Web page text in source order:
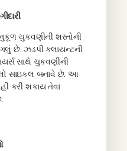
ચુકવણીની શરતોની
છે. ઝડપી ક્લાયન્ટની
સાથે ચુકવણીની
સાઇકલ બનાવે છે. આ
કરી શકાય તેવા